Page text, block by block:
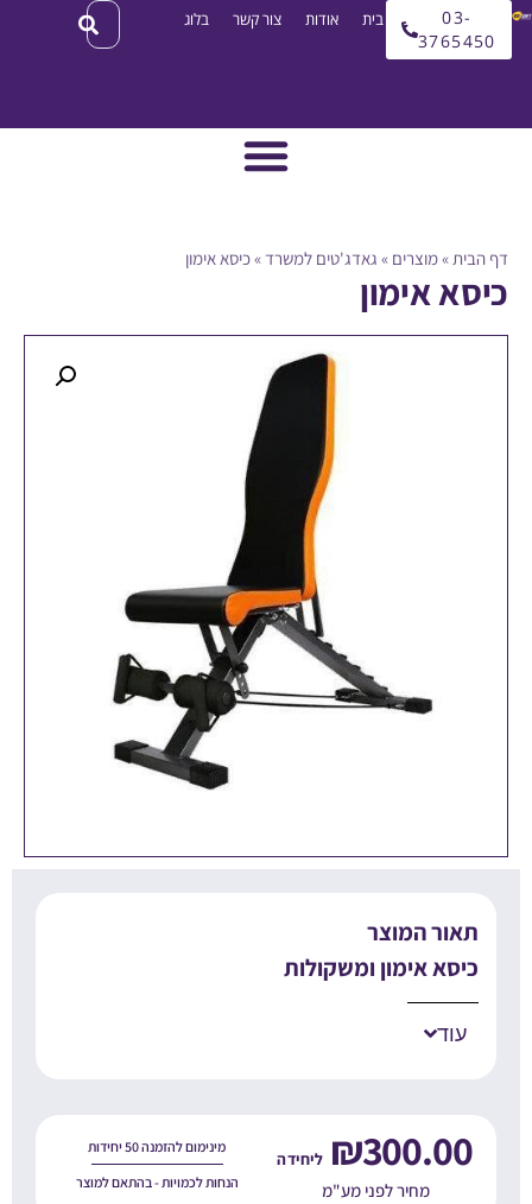
עמוד בית אודות צור קשר בלוג
»מוצרים»גאדג'טים למשרד» כיסא אימון
אימון
המוצר
אימון ומשקולות
₪
מחיר לפני מע"מ
מינימום להזמנה 50 יחידות
הנחות לכמויות - בהתאם למוצר